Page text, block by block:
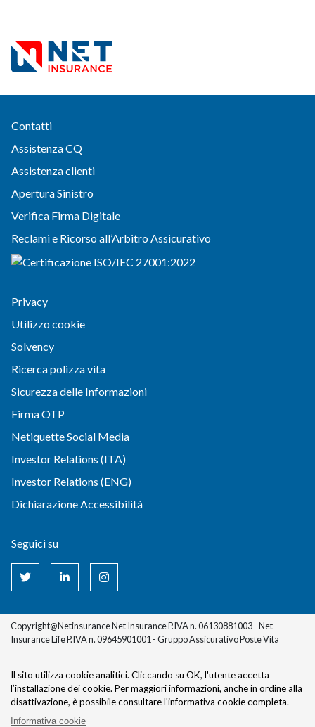
Contatti
Assistenza CQ
Assistenza clienti
Apertura Sinistro
Verifica Firma Digitale
Reclami e Ricorso all’Arbitro Assicurativo
Privacy
Utilizzo cookie
Solvency
Ricerca polizza vita
Sicurezza delle Informazioni
Firma OTP
Netiquette Social Media
Investor Relations (ITA)
Investor Relations (ENG)
Dichiarazione Accessibilità
Seguici su
Copyright@Netinsurance Net Insurance P.IVA n. 06130881003 - Net
Insurance Life P.IVA n. 09645901001 - Gruppo Assicurativo Poste Vita
Il sito utilizza cookie analitici. Cliccando su OK, l'utente accetta
l’installazione dei cookie. Per maggiori informazioni, anche in ordine alla
disattivazione, è possibile consultare l'informativa cookie completa.
Informativa cookie